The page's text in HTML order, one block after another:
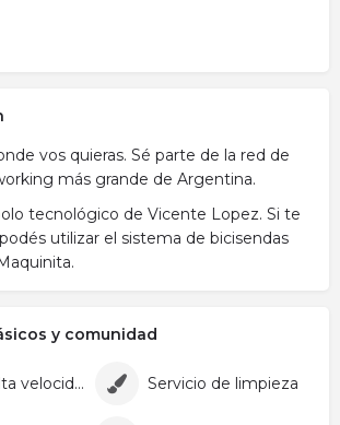
vos quieras. Sé parte de la red de
más grande de Argentina.
tecnológico de Vicente Lopez. Si te
utilizar el sistema de bicisendas
y comunidad
Wifi de alta velocidad Servicio de limpieza